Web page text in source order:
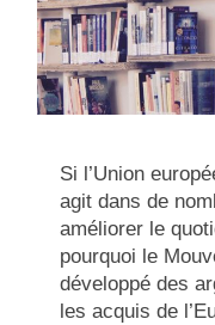
Si l’Union
agit dans de
améliorer le
pourquoi le
développé des
les acquis de